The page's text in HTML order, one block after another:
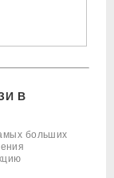
В
больших